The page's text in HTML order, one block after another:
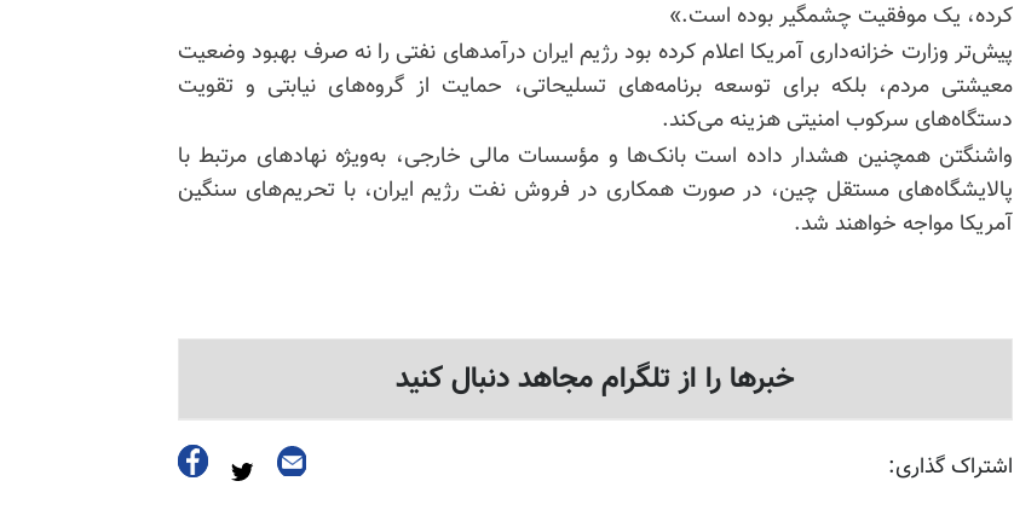
کرده، یک موفقیت چشمگیر بوده است.»
پیش‌تر وزارت خزانه‌داری آمریکا اعلام کرده بود رژیم ایران درآمدهای نفتی را نه صرف بهبود وضعیت
معیشتی مردم، بلکه برای توسعه برنامه‌های تسلیحاتی، حمایت از گروه‌های نیابتی و تقویت
دستگاه‌های سرکوب امنیتی هزینه می‌کند.
واشنگتن همچنین هشدار داده است بانک‌ها و مؤسسات مالی خارجی، به‌ویژه نهادهای مرتبط با
پالایشگاه‌های مستقل چین، در صورت همکاری در فروش نفت رژیم ایران، با تحریم‌های سنگین
آمریکا مواجه خواهند شد.
خبرها را از تلگرام مجاهد دنبال کنید
اشتراک گذاری: